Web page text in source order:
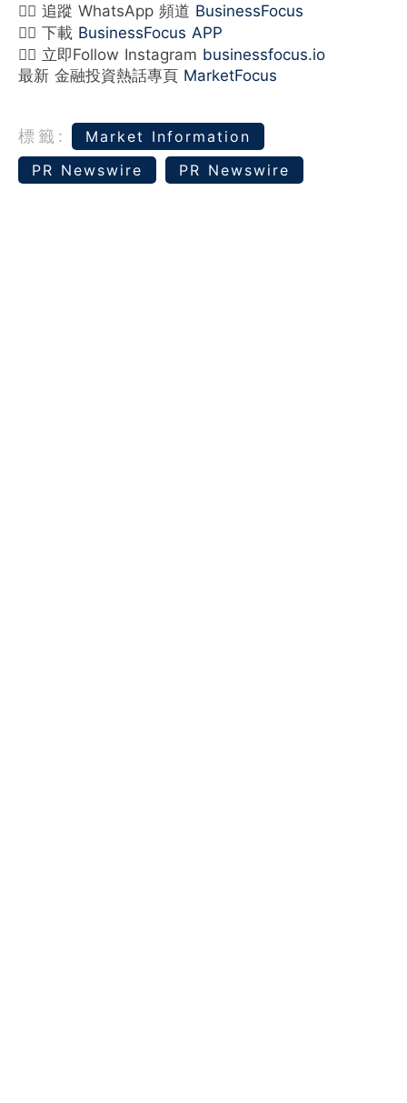
👉🏻 追蹤 WhatsApp 頻道 BusinessFocus
👉🏻 下載 BusinessFocus APP
👉🏻 立即Follow Instagram businessfocus.io
最新 金融投資熱話專頁 MarketFocus
標籤:
Market Information
PR Newswire
PR Newswire